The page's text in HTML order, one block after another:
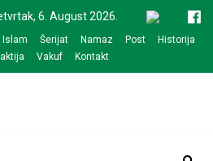
6. August 2026.
Islam Šerijat Namaz Post
Historija
Vakuf Kontakt